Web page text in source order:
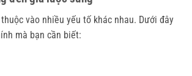
vào nhiều yếu tố khác nhau. Dưới đây
mà bạn cần biết: